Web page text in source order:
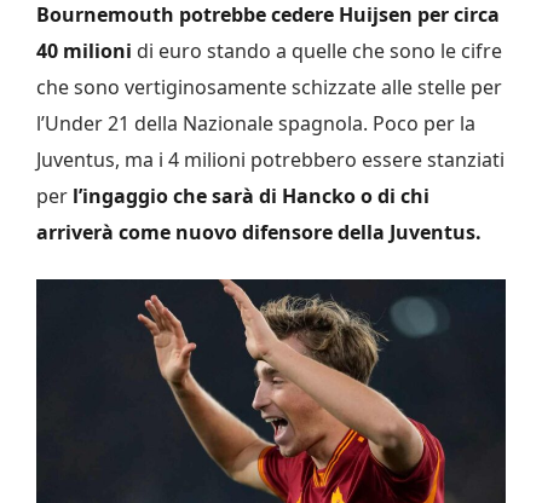
Bournemouth potrebbe cedere Huijsen per circa
40 milioni di euro stando a quelle che sono le cifre
che sono vertiginosamente schizzate alle stelle per
l’Under 21 della Nazionale spagnola. Poco per la
Juventus, ma i 4 milioni potrebbero essere stanziati
per l’ingaggio che sarà di Hancko o di chi
arriverà come nuovo difensore della Juventus.